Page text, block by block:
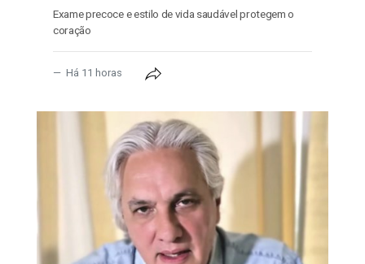
Exame precoce e estilo de vida saudável protegem o
coração
Há 11 horas